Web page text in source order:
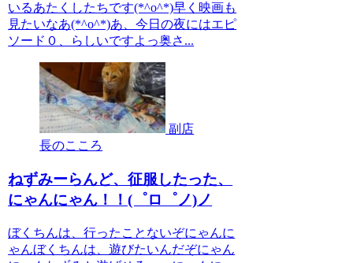
いるあたくしたちです(*^o^*)早く映画も
見たいなあ(*^o^*)あ、今日の夜にはエピ
ソード０、らしいですよっ奥さ...
副店
長のこころ
ねずみーらんど、征服したった、
にゃんにゃん！！(゜ロ゜ノ)ノ
ぼくちんは、行ったことないぞにゃんに
ゃんぼくちんは、遊びたいんだぞにゃん